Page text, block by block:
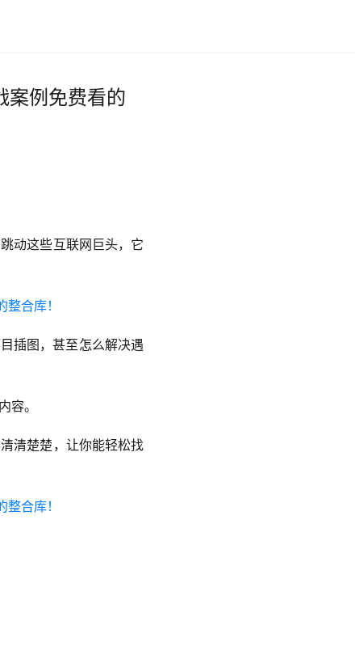
案例免费看的
动这些互联网巨头，它
插图，甚至怎么解决遇
容。
清楚楚，让你能轻松找